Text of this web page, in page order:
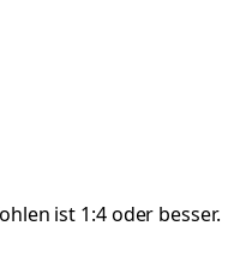
ist 1:4 oder besser.